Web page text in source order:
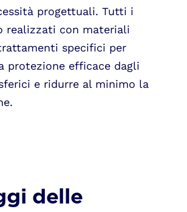
progettuali. Tutti i
realizzati con materiali
specifici per
protezione efficace dagli
e ridurre al minimo la
delle